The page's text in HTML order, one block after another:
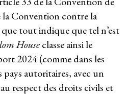
la Convention contre la
tout indique que tel n’est
Houseclasse ainsi le
2024 (comme dans les
autoritaires, avec un
respect des droits civils et